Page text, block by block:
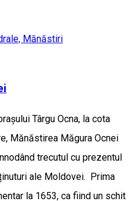
Mănăstiri
Târgu Ocna, la cota
Mănăstirea Măgura Ocnei
trecutul cu prezentul
ale Moldovei. Prima
la 1653, ca fiind un schit